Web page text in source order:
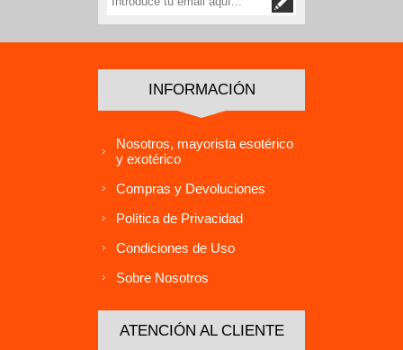
INFORMACIÓN
Nosotros, mayorista esotérico
y exotérico
Compras y Devoluciones
Política de Privacidad
Condiciones de Uso
Sobre Nosotros
ATENCIÓN AL CLIENTE